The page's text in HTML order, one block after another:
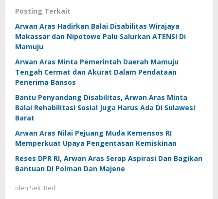
Posting Terkait
Arwan Aras Hadirkan Balai Disabilitas Wirajaya
Makassar dan Nipotowe Palu Salurkan ATENSI Di
Mamuju
Arwan Aras Minta Pemerintah Daerah Mamuju
Tengah Cermat dan Akurat Dalam Pendataan
Penerima Bansos
Bantu Penyandang Disabilitas, Arwan Aras Minta
Balai Rehabilitasi Sosial Juga Harus Ada Di Sulawesi
Barat
Arwan Aras Nilai Pejuang Muda Kemensos RI
Memperkuat Upaya Pengentasan Kemiskinan
Reses DPR RI, Arwan Aras Serap Aspirasi Dan Bagikan
Bantuan Di Polman Dan Majene
oleh Sek_Red